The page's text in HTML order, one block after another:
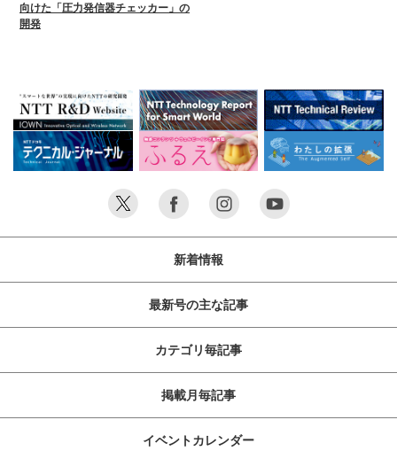
向けた「圧力発信器チェッカー」の
開発
新着情報
最新号の主な記事
カテゴリ毎記事
掲載月毎記事
イベントカレンダー